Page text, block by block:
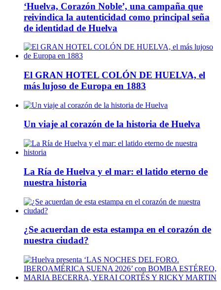
‘Huelva, Corazón Noble’, una campaña que
reivindica la autenticidad como principal seña
de identidad de Huelva
El GRAN HOTEL COLÓN DE HUELVA, el
más lujoso de Europa en 1883
Un viaje al corazón de la historia de Huelva
La Ría de Huelva y el mar: el latido eterno de
nuestra historia
¿Se acuerdan de esta estampa en el corazón de
nuestra ciudad?